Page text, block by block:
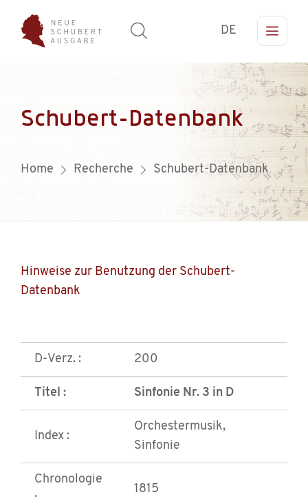
DE
Schubert-Datenbank
Home Recherche Schubert-Datenbank
Hinweise zur Benutzung der Schubert-
Datenbank
D-Verz. : 200
Titel : Sinfonie Nr. 3 in D
Index :
Orchestermusik,
Sinfonie
Chronologie
1815